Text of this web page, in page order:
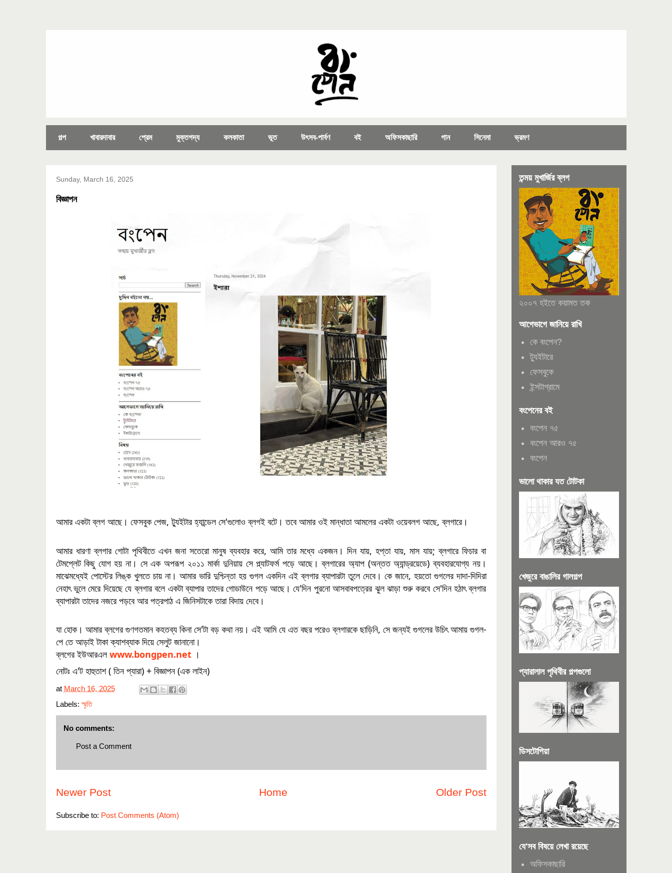
গল্প খাবারদাবার প্রেম মুক্তগদ্য কলকাতা ভূত উৎসব-পার্বণ বই অফিসকাছারি গান সিনেমা ভ্রমণ
Sunday, March 16, 2025
বিজ্ঞাপন
আমার একটা ব্লগ আছে। ফেসবুক পেজ, ট্যুইটার হ্যান্ডেল সে'গুলোও ব্লগই বটে। তবে আমার ওই মান্ধাতা আমলের একটা ওয়েবলগ আছে, ব্লগারে।
আমার ধারণা ব্লগার গোটা পৃথিবীতে এখন জনা সতেরো মানুষ ব্যবহার করে, আমি তার মধ্যে একজন। দিন যায়, হপ্তা যায়, মাস যায়; ব্লগারে ফিচার বা
টেমপ্লেট কিছু যোগ হয় না। সে এক অপরূপ ২০১১ মার্কা দুনিয়ায় সে প্ল্যাটফর্ম পড়ে আছে। ব্লগারের অ্যাপ (অন্তত অ্যান্ড্রয়েডে) ব্যবহারযোগ্য নয়।
মাঝেমধ্যেই পোস্টের লিঙ্ক খুলতে চায় না। আমার ভারি দুশ্চিন্তা হয় গুগল একদিন এই ব্লগার ব্যাপারটা তুলে দেবে। কে জানে, হয়তো গুগলের দাদা-দিদিরা
নেহাৎ ভুলে মেরে দিয়েছে যে ব্লগার বলে একটা ব্যাপার তাদের গোডাউনে পড়ে আছে। যে'দিন পুরনো আসবাবপত্রের ঝুল ঝাড়া শুরু করবে সে'দিন হঠাৎ ব্লগার
ব্যাপারটা তাদের নজরে পড়বে আর পত্রপাঠ এ জিনিসটাকে তারা বিদায় দেবে।
যা হোক। আমার ব্লগের গুণগতমান কহতব্য কিনা সে'টা বড় কথা নয়। এই আমি যে এত বছর পরেও ব্লগারকে ছাড়িনি, সে জন্যই গুগলের উচিৎ আমায় গুগল-
পে তে আড়াই টাকা ক্যাশব্যাক দিয়ে সেলুট জানানো।
ব্লগের ইউআরএলwww.bongpen.net।
নোটঃ এ'ট হাহুতাশ ( তিন প্যারা) + বিজ্ঞাপন (এক লাইন)
at March 16, 2025
Labels:স্মৃতি
No comments:
Post a Comment
Newer Post Older Post
Home
Subscribe to: Post Comments (Atom)
তন্ময় মুখার্জির ব্লগ
২০০৭ হইতে কয়ামত তক
আগেভাগে জানিয়ে রাখি
কে বংপেন?
ট্যুইটারে
ফেসবুকে
ইন্সটাগ্রামে
বংপেনের বই
বংপেন ৭৫
বংপেন আরও ৭৫
বংপেন
ভালো থাকার যত টোটকা
খেজুরে বাঙালির গালগল্প
প্যারালাল পৃথিবীর গল্পগুলো
ডিসটোপিয়া
যে'সব বিষয়ে লেখা রয়েছে
অফিসকাছারি